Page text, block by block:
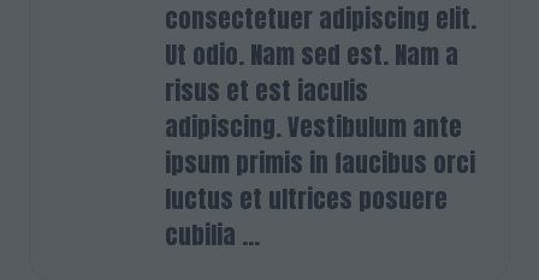
consectetuer adipiscing elit.
Ut odio. Nam sed est. Nam a
risus et est iaculis
adipiscing. Vestibulum ante
ipsum primis in faucibus orci
luctus et ultrices posuere
cubilia ...